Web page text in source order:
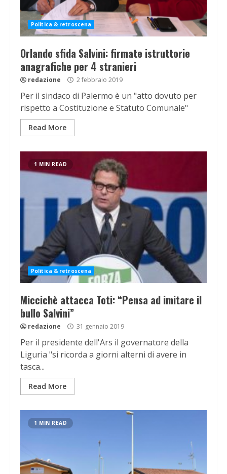
Politica & retroscena
Orlando sfida Salvini: firmate istruttorie
anagrafiche per 4 stranieri
redazione 2 febbraio 2019
Per il sindaco di Palermo è un "atto dovuto per
rispetto a Costituzione e Statuto Comunale"
Read More
1 MIN READ
Politica & retroscena
Miccichè attacca Toti: “Pensa ad imitare il
bullo Salvini”
redazione 31 gennaio 2019
Per il presidente dell'Ars il governatore della
Liguria "si ricorda a giorni alterni di avere in
tasca...
Read More
1 MIN READ